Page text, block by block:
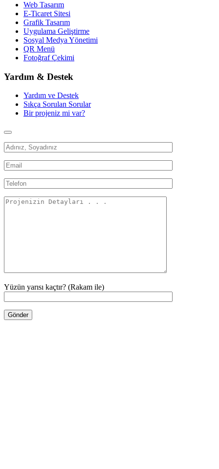
Web Tasarım
E-Ticaret Sitesi
Grafik Tasarım
Uygulama Geliştirme
Sosyal Medya Yönetimi
QR Menü
Fotoğraf Çekimi
Yardım & Destek
Yardım ve Destek
Sıkça Sorulan Sorular
Bir projeniz mi var?
Yüzün yarısı kaçtır? (Rakam ile)